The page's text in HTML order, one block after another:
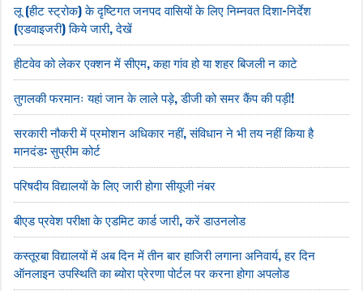
लू (हीट स्ट्रोक) के दृष्टिगत जनपद वासियों के लिए निम्नवत दिशा-निर्देश
(एडवाइजरी) किये जारी, देखें
हीटवेव को लेकर एक्शन में सीएम, कहा गांव हो या शहर बिजली न काटे
तुगलकी फरमानः यहां जान के लाले पड़े, डीजी को समर कैंप की पड़ी!
सरकारी नौकरी में प्रमोशन अधिकार नहीं, संविधान ने भी तय नहीं किया है
मानदंड: सुप्रीम कोर्ट
परिषदीय विद्यालयों के लिए जारी होगा सीयूजी नंबर
बीएड प्रवेश परीक्षा के एडमिट कार्ड जारी, करें डाउनलोड
कस्तूरबा विद्यालयों में अब दिन में तीन बार हाजिरी लगाना अनिवार्य, हर दिन
ऑनलाइन उपस्थिति का ब्योरा प्रेरणा पोर्टल पर करना होगा अपलोड